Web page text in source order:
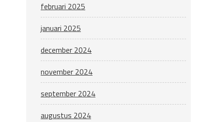
februari 2025
januari 2025
december 2024
november 2024
september 2024
augustus 2024